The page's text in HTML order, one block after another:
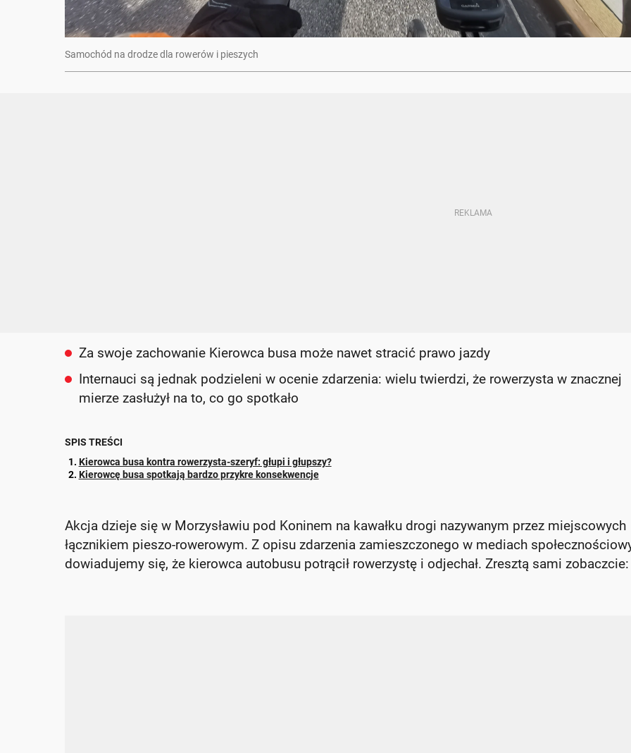
Samochód na drodze dla rowerów i pieszych
Za swoje zachowanie Kierowca busa może nawet stracić prawo jazdy
Internauci są jednak podzieleni w ocenie zdarzenia: wielu twierdzi, że rowerzysta w znacznej
mierze zasłużył na to, co go spotkało
SPIS TREŚCI
Kierowca busa kontra rowerzysta-szeryf: głupi i głupszy?
Kierowcę busa spotkają bardzo przykre konsekwencje
Akcja dzieje się w Morzysławiu pod Koninem na kawałku drogi nazywanym przez miejscowych
łącznikiem pieszo-rowerowym. Z opisu zdarzenia zamieszczonego w mediach
dowiadujemy się, że kierowca autobusu potrącił rowerzystę i odjechał. Zresztą sami zobaczcie: